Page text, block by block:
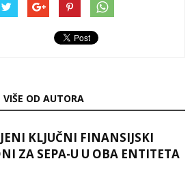
VIŠE OD AUTORA
KLJUČNI FINANSIJSKI
ZA SEPA-U U OBA ENTITETA